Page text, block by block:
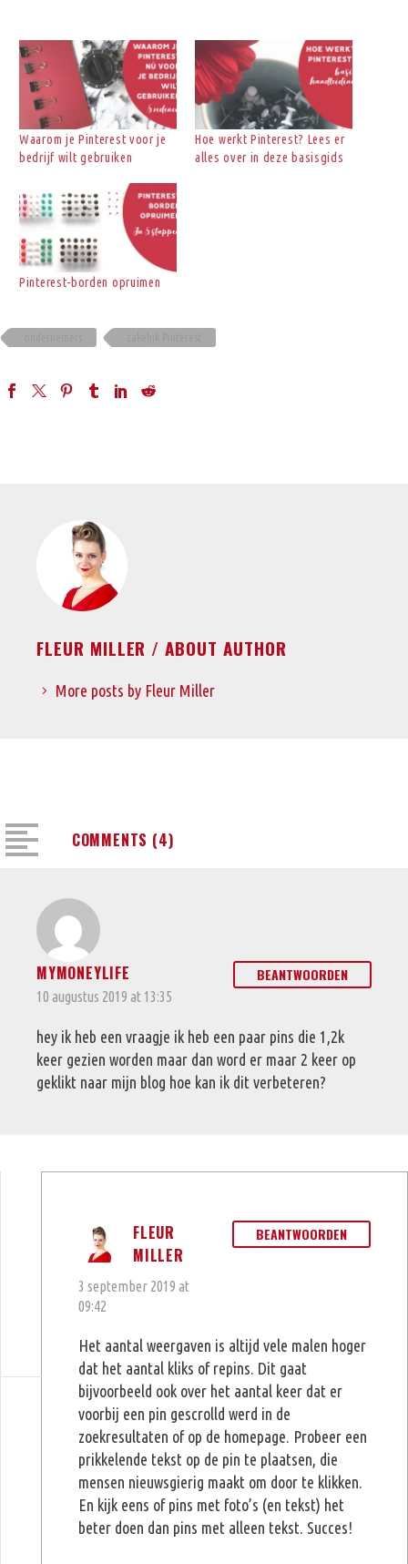
Waarom je Pinterest voor je
bedrijf wilt gebruiken
Hoe werkt Pinterest? Lees er
alles over in deze basisgids
Pinterest-borden opruimen
FLEUR MILLER / ABOUT AUTHOR
More posts by Fleur Miller
COMMENTS (4)
MYMONEYLIFE
10 augustus 2019 at 13:35
BEANTWOORDEN
hey ik heb een vraagje ik heb een paar pins die 1,2k
keer gezien worden maar dan word er maar 2 keer op
geklikt naar mijn blog hoe kan ik dit verbeteren?
FLEUR
MILLER
3 september 2019 at
09:42
BEANTWOORDEN
Het aantal weergaven is altijd vele malen hoger
dat het aantal kliks of repins. Dit gaat
bijvoorbeeld ook over het aantal keer dat er
voorbij een pin gescrolld werd in de
zoekresultaten of op de homepage. Probeer een
prikkelende tekst op de pin te plaatsen, die
mensen nieuwsgierig maakt om door te klikken.
En kijk eens of pins met foto’s (en tekst) het
beter doen dan pins met alleen tekst. Succes!